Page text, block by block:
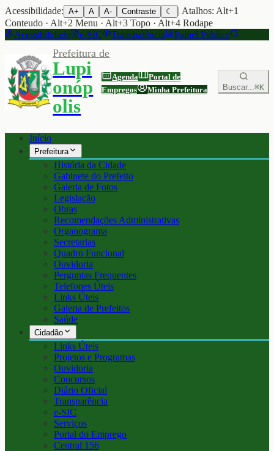
Acessibilidade: A+ A A- Contraste ☾
| Atalhos: Alt+1
Conteudo · Alt+2 Menu · Alt+3 Topo · Alt+4 Rodape
Acessibilidade
e-SIC Transparência Painel Público
Prefeitura de
Lupi
onóp
olis
Agenda
Portal de
Empregos
Minha Prefeitura Buscar...⌘K
Início
Prefeitura
História da Cidade
Gabinete do Prefeito
Galeria de Fotos
Legislação
Obras
Recomendações Administrativas
Organograma
Secretarias
Quadro Funcional
Ouvidoria
Perguntas Frequentes
Telefones Úteis
Links Úteis
Galeria de Prefeitos
Saúde
Cidadão
Links Úteis
Projetos e Programas
Ouvidoria
Concursos
Diário Oficial
Transparência
e-SIC
Serviços
Portal do Emprego
Central 156